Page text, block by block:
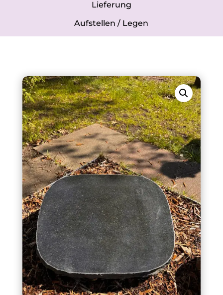
Lieferung
Aufstellen / Legen